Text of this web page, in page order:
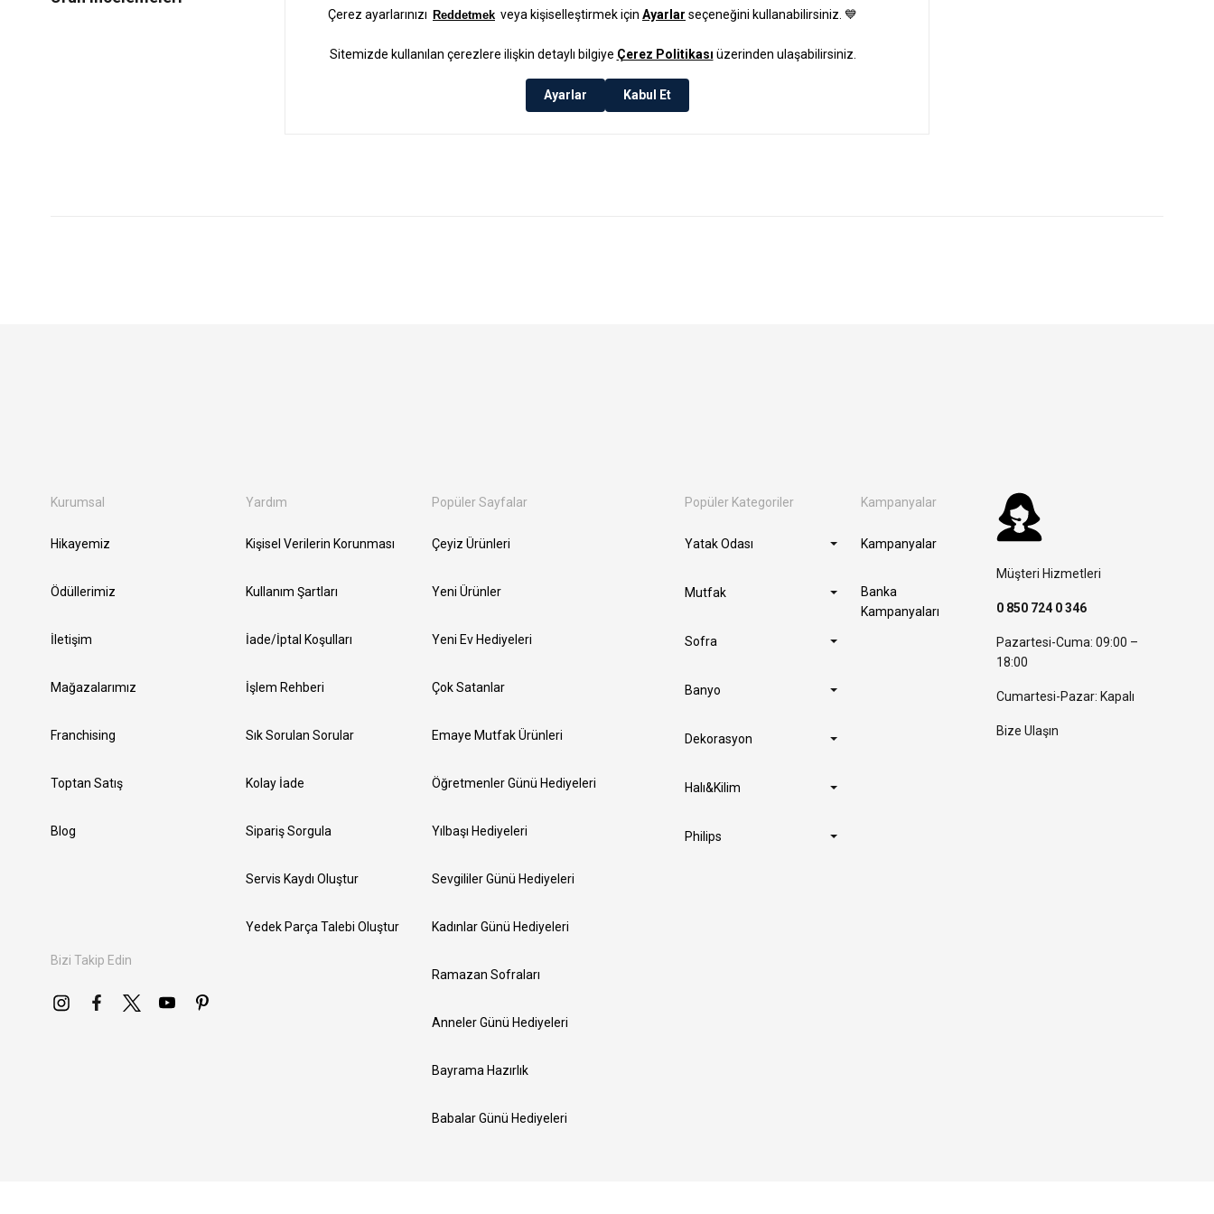
Kurumsal
Hikayemiz
Ödüllerimiz
İletişim
Mağazalarımız
Franchising
Toptan Satış
Blog
Bizi Takip Edin
Yardım
Kişisel Verilerin Korunması
Kullanım Şartları
İade/İptal Koşulları
İşlem Rehberi
Sık Sorulan Sorular
Kolay İade
Sipariş Sorgula
Servis Kaydı Oluştur
Yedek Parça Talebi Oluştur
Popüler Sayfalar
Çeyiz Ürünleri
Yeni Ürünler
Yeni Ev Hediyeleri
Çok Satanlar
Emaye Mutfak Ürünleri
Öğretmenler Günü Hediyeleri
Yılbaşı Hediyeleri
Sevgililer Günü Hediyeleri
Kadınlar Günü Hediyeleri
Ramazan Sofraları
Anneler Günü Hediyeleri
Bayrama Hazırlık
Babalar Günü Hediyeleri
Popüler Kategoriler
Yatak Odası
Mutfak
Sofra
Banyo
Dekorasyon
Halı&Kilim
Philips
Kampanyalar
Kampanyalar
Banka
Kampanyaları
Müşteri Hizmetleri
0 850 724 0 346
Pazartesi-Cuma: 09:00 –
18:00
Cumartesi-Pazar: Kapalı
Bize Ulaşın